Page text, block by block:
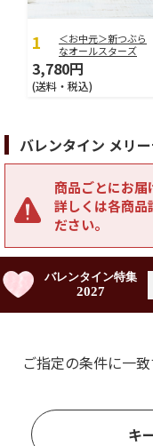
＜お中元＞新つぶら
なオールスターズ
3,780円
(送料・税込)
バレンタイン メリ
商品ごとにお届
詳しくは各商品
ださい。
バレンタイン特集
2027
ご指定の条件に一
キ